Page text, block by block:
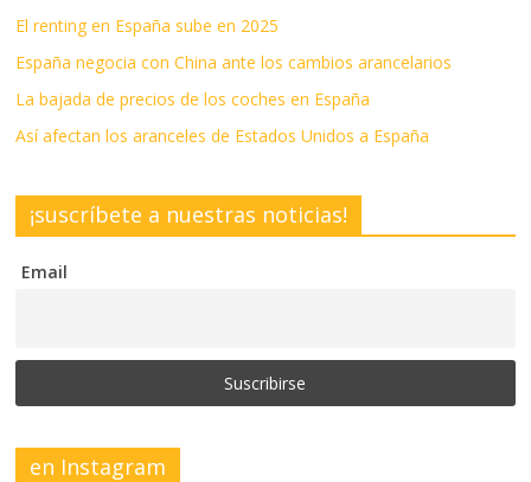
El renting en España sube en 2025
España negocia con China ante los cambios arancelarios
La bajada de precios de los coches en España
Así afectan los aranceles de Estados Unidos a España
¡suscríbete a nuestras noticias!
Email
en Instagram